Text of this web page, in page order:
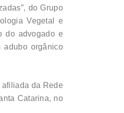
do Grupo
Vegetal e
do advogado e
adubo orgânico
da Rede
Catarina, no